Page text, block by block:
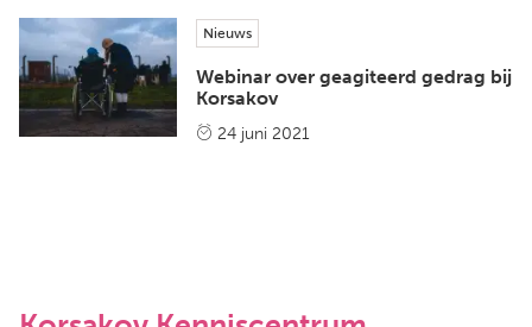
Nieuws
Webinar over geagiteerd gedrag bij
Korsakov
24 juni 2021